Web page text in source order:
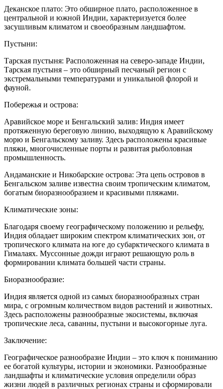
Деканское плато: Это обширное плато, расположенное в
центральной и южной Индии, характеризуется более
засушливым климатом и своеобразным ландшафтом.
Пустыни:
Тарская пустыня: Расположенная на северо-западе Индии,
Тарская пустыня – это обширный песчаный регион с
экстремальными температурами и уникальной флорой и
фауной.
Побережья и острова:
Аравийское море и Бенгальский залив: Индия имеет
протяженную береговую линию, выходящую к Аравийскому
морю и Бенгальскому заливу. Здесь расположены красивые
пляжи, многочисленные порты и развитая рыболовная
промышленность.
Андаманские и Никобарские острова: Эта цепь островов в
Бенгальском заливе известна своим тропическим климатом,
богатым биоразнообразием и красивыми пляжами.
Климатические зоны:
Благодаря своему географическому положению и рельефу,
Индия обладает широким спектром климатических зон, от
тропического климата на юге до субарктического климата в
Гималаях. Муссонные дожди играют решающую роль в
формировании климата большей части страны.
Биоразнообразие:
Индия является одной из самых биоразнообразных стран
мира, с огромным количеством видов растений и животных.
Здесь расположены разнообразные экосистемы, включая
тропические леса, саванны, пустыни и высокогорные луга.
Заключение:
Географическое разнообразие Индии – это ключ к пониманию
ее богатой культуры, истории и экономики. Разнообразные
ландшафты и климатические условия определили образ
жизни людей в различных регионах страны и сформировали